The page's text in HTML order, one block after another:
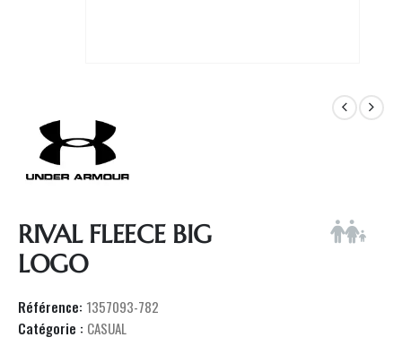
RIVAL FLEECE BIG
LOGO
Référence: 1357093-782
Catégorie : CASUAL